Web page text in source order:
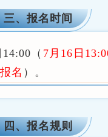
三、报名时间
（ 7月16日
名 ）。
四、报名规则